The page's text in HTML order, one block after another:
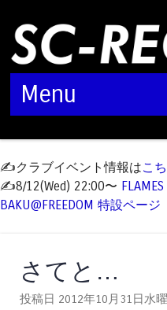
Menu
✍️クラブイベント情報はこ
✍️8/12(Wed) 22:00〜
BAKU@FREEDOM 特設ページ
さてと…
投稿日 2012年10月31日水